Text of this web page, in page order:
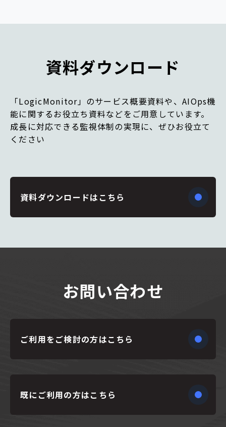
資料ダウンロード
「LogicMonitor」のサービス概要資料や、AIOps機
能に関するお役立ち資料などをご用意しています。
成長に対応できる監視体制の実現に、ぜひお役立て
ください
資料ダウンロードはこちら
お問い合わせ
ご利用をご検討の方はこちら
既にご利用の方はこちら